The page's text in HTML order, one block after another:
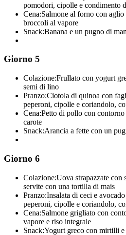
pomodori, cipolle e condimento
Cena:Salmone al forno con
broccoli al vapore
Snack:Banana e un pugno di
Giorno 5
Colazione:Frullato con yogurt
semi di lino
Pranzo:Ciotola di quinoa con
peperoni, cipolle e coriandolo,
Cena:Petto di pollo con
carote
Snack:Arancia a fette con un
Giorno 6
Colazione:Uova strapazzate con
servite con una tortilla di mais
Pranzo:Insalata di ceci e
peperoni, cipolle e coriandolo,
Cena:Salmone grigliato con
vapore e riso integrale
Snack:Yogurt greco con mirtilli e